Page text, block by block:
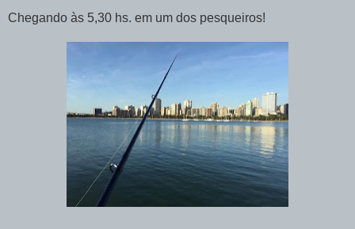
Chegando às 5,30 hs. em um dos pesqueiros!